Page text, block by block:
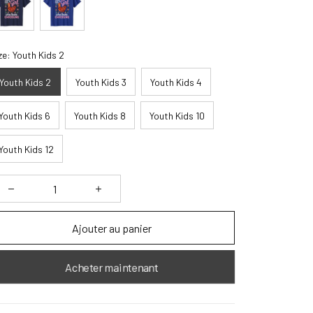
Youth Kids 2
Youth Kids 2 Youth Kids 3 Youth Kids 4
Kids 6 Youth Kids 8 Youth Kids 10
Kids 12
Ajouter au panier
Acheter maintenant